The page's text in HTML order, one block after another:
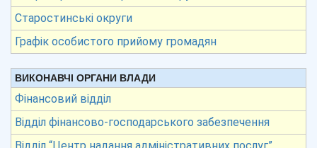
Старостинські округи
Графік особистого прийому громадян
ВИКОНАВЧІ ОРГАНИ ВЛАДИ
Фінансовий відділ
Відділ фінансово-господарського забезпечення